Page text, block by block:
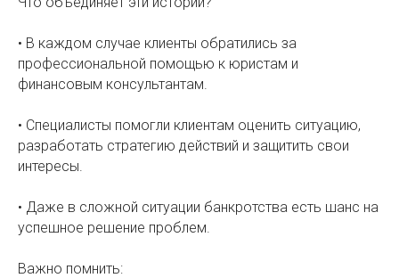
• В каждом случае клиенты обратились за
профессиональной помощью к юристам и
финансовым консультантам.
• Специалисты помогли клиентам оценить ситуацию,
разработать стратегию действий и защитить свои
интересы.
• Даже в сложной ситуации банкротства есть шанс на
успешное решение проблем.
Важно помнить: